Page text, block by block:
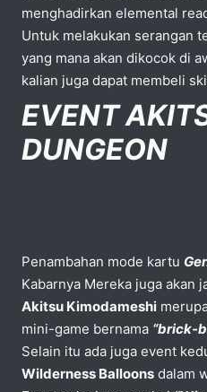
menghadirkan elemental
Untuk melakukan serangan
yang mana akan dikocok di
kalian juga dapat membeli
EVENT
DUNGEON
Penambahan mode kartu
Kabarnya Mereka juga akan
Akitsu Kimodameshi
mini-game bernama “brick-
Selain itu ada juga event
Wilderness Balloons dalam